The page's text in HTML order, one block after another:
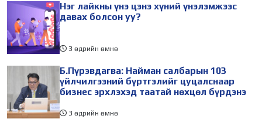
холбогдуулан Нийслэлийн
айлчлалынхаа хүрээнд
Нэг лайкны үнэ цэнэ хүний үнэлэмжээс
давах болсон уу?
3 өдрийн өмнө
Б.Пүрэвдагва: Найман салбарын 103
үйлчилгээний бүртгэлийг цуцалснаар
бизнес эрхлэхэд таатай нөхцөл бүрдэнэ
3 өдрийн өмнө